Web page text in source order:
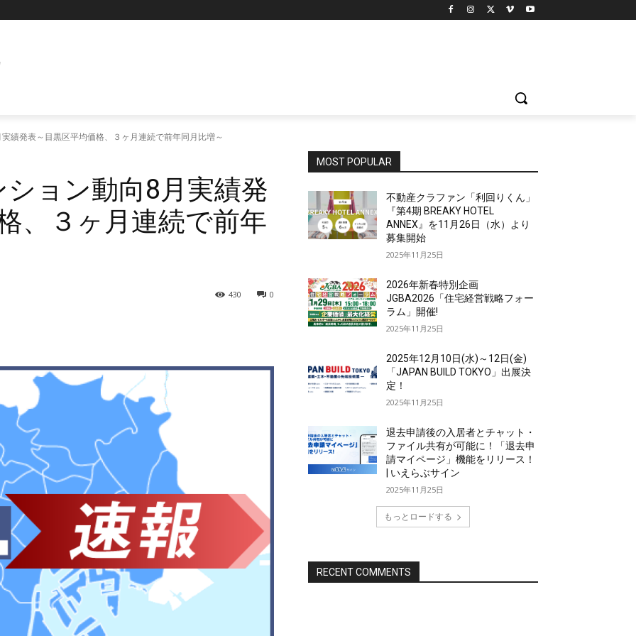
績発表～目黒区平均価格、３ヶ月連続で前年同月比増～
ョン動向8月実績発
、３ヶ月連続で前年
0
430
MOST POPULAR
不動産クラファン「利回りくん」
『第4期 BREAKY HOTEL
ANNEX』を11月26日（水）より
募集開始
2025年11月25日
2026年新春特別企画
JGBA2026「住宅経営戦略フォー
ラム」開催!
2025年11月25日
2025年12月10日(水)～12日(金)
「JAPAN BUILD TOKYO」出展決
定！
2025年11月25日
退去申請後の入居者とチャット・
ファイル共有が可能に！「退去申
請マイページ」機能をリリース！
| いえらぶサイン
2025年11月25日
もっとロードする
RECENT COMMENTS